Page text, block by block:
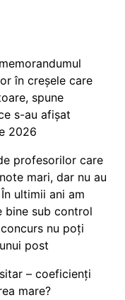
în creșele care
spune
s-au afișat
2026
profesorilor care
mari, dar nu au
ultimii ani am
bine sub control
nu poți
post
– coeficienți
mare?